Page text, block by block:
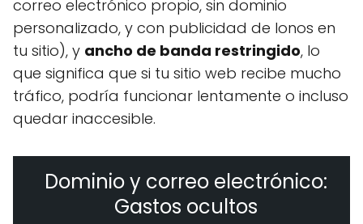
correo electrónico propio, sin dominio
personalizado, y con publicidad de Ionos en
tu sitio), y ancho de banda restringido, lo
que significa que si tu sitio web recibe mucho
tráfico, podría funcionar lentamente o incluso
quedar inaccesible.
Dominio y correo electrónico:
Gastos ocultos